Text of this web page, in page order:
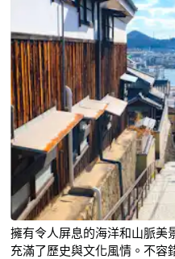
擁有令人屏息的海洋和山脈
充滿了歷史與文化風情。不容